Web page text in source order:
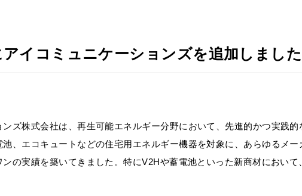
イコミュニケーションズを追加しました
ズ株式会社は、再生可能エネルギー分野において、先進的かつ実践
、エコキュートなどの住宅用エネルギー機器を対象に、あらゆるメ
の実績を築いてきました。特にV2Hや蓄電池といった新商材におい